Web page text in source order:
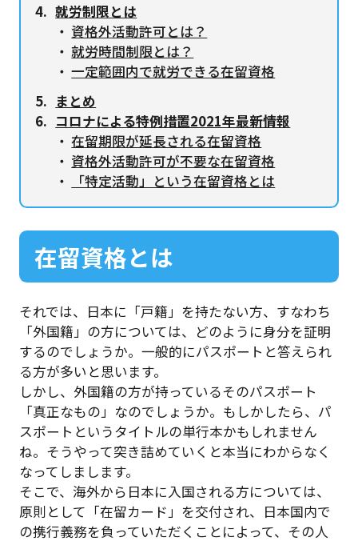
就労制限とは
資格外活動許可とは？
就労時間制限とは？
一定範囲内で就労できる在留資格
まとめ
コロナによる特例措置2021年最新情報
在留期限が延長される在留資格
資格外活動許可が不要な在留資格
「特定活動」という在留資格とは
在留資格とは
それでは、日本に「戸籍」を持たない方、すなわち
「外国籍」の方については、どのように身分を証明
するのでしょうか。一般的にパスポートと答えられ
る方が多いと思います。
しかし、外国籍の方が持っているそのパスポート
「真正なもの」なのでしょうか。もしかしたら、パ
スポートというタイトルの単行本かもしれません
ね。そうやって突き詰めていくと本当にわからなく
なってしまします。
そこで、海外から日本に入国される方については、
原則として「在留カード」を交付され、日本国内で
の携行義務を負っていただくことによって、その人